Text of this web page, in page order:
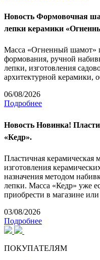
Новость Формовочная
лепки керамики
Масса «Огненный шамот»
формования, ручной
лепки, изготовления
архитектурной керамики,
06/08/2026
Подробнее
Новость Новинка!
«Кедр».
Пластичная керамическая
изготовления
назначения методом
лепки. Масса «Кедр» уже
приобрести в магазине
03/08/2026
Подробнее
ПОКУПАТЕЛЯМ